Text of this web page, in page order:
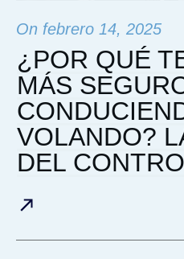
On febrero 14, 2025
¿POR QUÉ
MÁS
VOLANDO?
DEL